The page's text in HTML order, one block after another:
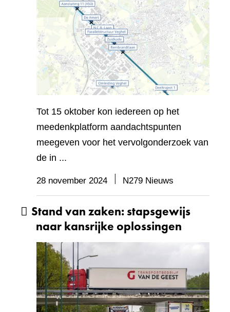
Tot 15 oktober kon iedereen op het
meedenkplatform aandachtspunten
meegeven voor het vervolgonderzoek van
de in ...
28 november 2024 N279 Nieuws
Stand van zaken: stapsgewijs
naar kansrijke oplossingen